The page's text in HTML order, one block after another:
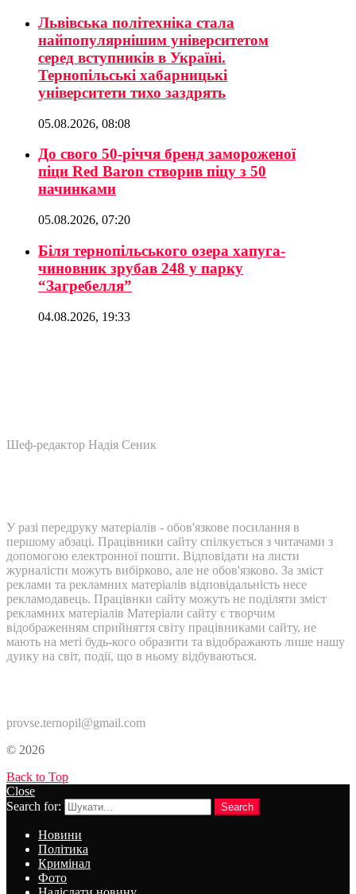
Львівська політехніка стала
найпопулярнішим університетом
серед вступників в Україні.
Тернопільські хабарницькі
університети тихо заздрять
05.08.2026, 08:08
До свого 50-річчя бренд замороженої
піци Red Baron створив піцу з 50
начинками
05.08.2026, 07:20
Біля тернопільського озера хапуга-
чиновник зрубав 248 у парку
“Загребелля”
04.08.2026, 19:33
Шеф-редактор Надія Сеник
У разі передруку матеріалів - обов'язкове посилання в
першому абзаці. Працівники сайту спілкується з читачами з
допомогою електронної пошти. Відповідати на листи
журналісти можуть вибірково, але не обов'язково. За зміст
реклами та рекламних матеріалів відповідальність несе
рекламодавець. Працівнки сайту можуть не поділяти зміст
рекламних матеріалів Матеріали сайту є творчим
відображенням сприйняття світу працівниками сайту, не
мають на меті будь-кого образити та відображають лише нашу
дуику на світ, події, що в ньому відбуваються.
provse.ternopil@gmail.com
© 2026
Back to Top
Close
Search for:
Search
Новини
Політика
Кримінал
Фото